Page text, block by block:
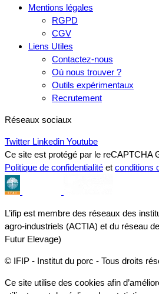
Mentions légales
RGPD
CGV
Liens Utiles
Contactez-nous
Où nous trouver ?
Outils expérimentaux
Recrutement
Réseaux sociaux
Twitter Linkedin Youtube
Ce site est protégé par le reCAPTCHA
Politique de confidentialité et conditions
L’ifip est membre des réseaux des
agro-industriels (ACTIA) et du réseau
Futur Elevage)
© IFIP - Institut du porc - Tous droits
Ce site utilise des cookies afin